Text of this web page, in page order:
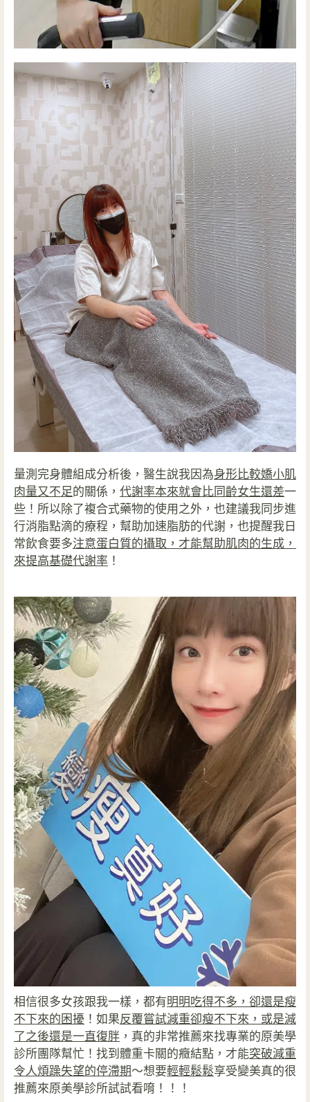
量測完身體組成分析後，醫生說我因為身形比較嬌小肌
肉量又不足的關係， 代謝率本來就會比同齡女生還差一
些！所以除了複合式藥物的使用之外，也建議我同步進
行消脂點滴的療程，幫助加速脂肪的代謝，也提醒我日
常飲食要多注意蛋白質的攝取，才能幫助肌肉的生成，
來提高基礎代謝率 ！
相信很多女孩跟我一樣，都有明明吃得不多，卻還是瘦
不下來的困擾 ！如果反覆嘗試減重卻瘦不下來，或是減
了之後還是一直復胖 ，真的非常推薦來找專業的原美學
診所團隊幫忙！找到體重卡關的癥結點，才能突破減重
令人煩躁失望的停滯期～想要輕輕鬆鬆享受變美真的很
推薦來原美學診所試試看唷！！！